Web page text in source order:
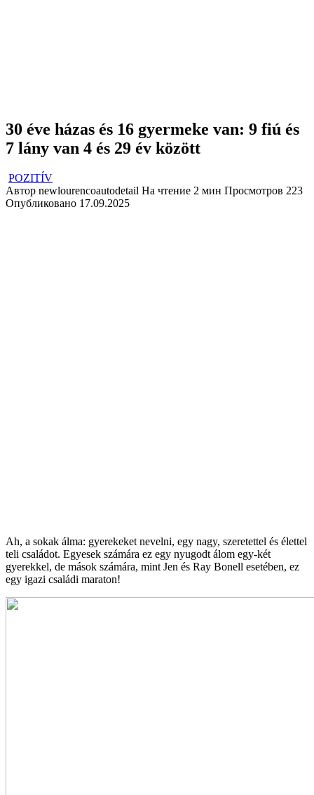
30 éve házas és 16 gyermeke van: 9 fiú és
7 lány van 4 és 29 év között
POZITÍV
Автор newlourencoautodetail На чтение 2 мин Просмотров 223
Опубликовано 17.09.2025
Ah, a sokak álma: gyerekeket nevelni, egy nagy, szeretettel és élettel
teli családot. Egyesek számára ez egy nyugodt álom egy-két
gyerekkel, de mások számára, mint Jen és Ray Bonell esetében, ez
egy igazi családi maraton!